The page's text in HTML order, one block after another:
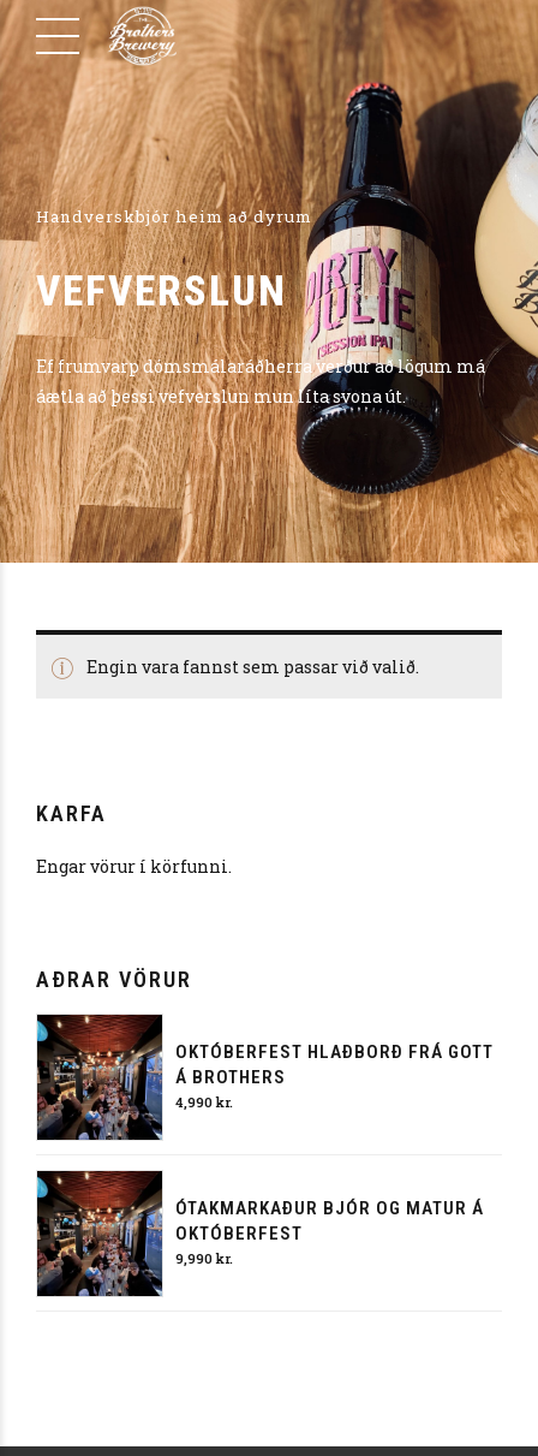
Handverskbjór heim að dyrum
VEFVERSLUN
Ef frumvarp dómsmálaráðherra verður að lögum má
áætla að þessi vefverslun mun líta svona út.
Engin vara fannst sem passar við valið.
KARFA
Engar vörur í körfunni.
AÐRAR VÖRUR
OKTÓBERFEST HLAÐBORÐ FRÁ GOTT
Á BROTHERS
4,990kr.
ÓTAKMARKAÐUR BJÓR OG MATUR Á
OKTÓBERFEST
9,990kr.